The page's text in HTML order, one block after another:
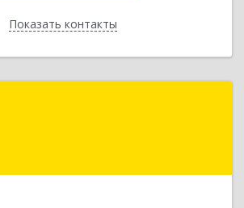
Показать контакты
Назад